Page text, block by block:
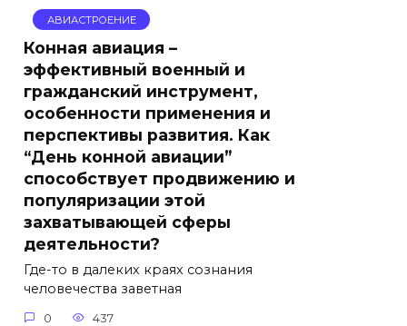
АВИАСТРОЕНИЕ
Конная авиация –
эффективный военный и
гражданский инструмент,
особенности применения и
перспективы развития. Как
“День конной авиации”
способствует продвижению и
популяризации этой
захватывающей сферы
деятельности?
Где-то в далеких краях сознания
человечества заветная
0 437